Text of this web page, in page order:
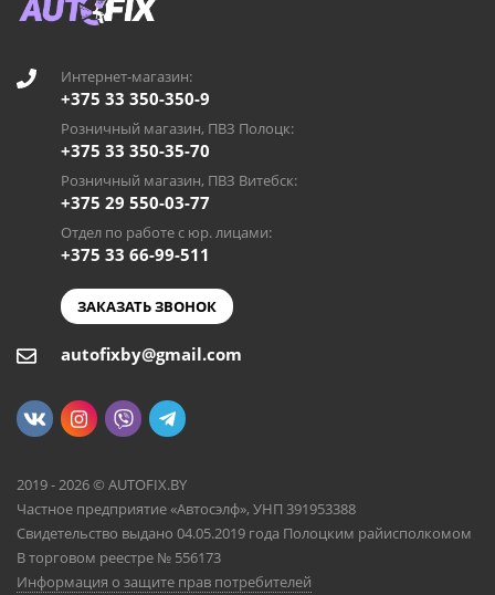
Интернет-магазин:
+375 33 350-350-9
Розничный магазин, ПВЗ Полоцк:
+375 33 350-35-70
Розничный магазин, ПВЗ Витебск:
+375 29 550-03-77
Отдел по работе с юр. лицами:
+375 33 66-99-511
ЗАКАЗАТЬ ЗВОНОК
autofixby@gmail.com
2019 - 2026 © AUTOFIX.BY
Частное предприятие «Автосэлф», УНП 391953388
Свидетельство выдано 04.05.2019 года Полоцким райисполкомом
В торговом реестре № 556173
Информация о защите прав потребителей